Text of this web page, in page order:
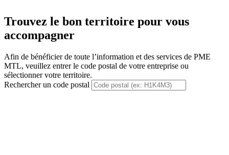
Trouvez le bon territoire pour vous
accompagner
Afin de bénéficier de toute l’information et des services de PME
MTL, veuillez entrer le code postal de votre entreprise ou
sélectionner votre territoire.
Rechercher un code postal